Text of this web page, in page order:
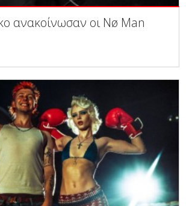
ανακοίνωσαν οι Nø Man